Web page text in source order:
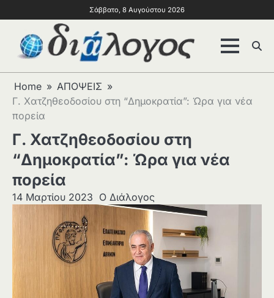
Σάββατο, 8 Αυγούστου 2026
Home
ΑΠΟΨΕΙΣ
Γ. Χατζηθεοδοσίου στη “Δημοκρατία”: Ώρα για νέα
πορεία
Γ. Χατζηθεοδοσίου στη
“Δημοκρατία”: Ώρα για νέα
πορεία
14 Μαρτίου 2023 Ο Διάλογος